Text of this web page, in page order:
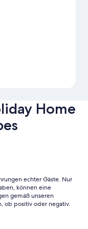
Home
echter Gäste. Nur
können eine
gemäß unseren
ob positiv oder negativ.